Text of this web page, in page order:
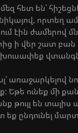
հետ են՝
որտեղ
ժամերով
ի վեր շատ
Եթե ունեք մի
թույլ են
եք ընդունել